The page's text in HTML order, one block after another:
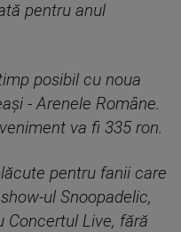
pentru anul
posibil cu noua
- Arenele Române.
va fi 335 ron.
pentru fanii care
ul Snoopadelic,
Concertul Live, fără